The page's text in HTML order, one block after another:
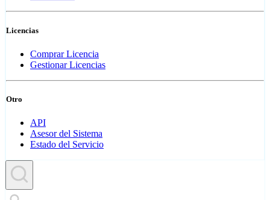
Licencias
Comprar Licencia
Gestionar Licencias
Otro
API
Asesor del Sistema
Estado del Servicio